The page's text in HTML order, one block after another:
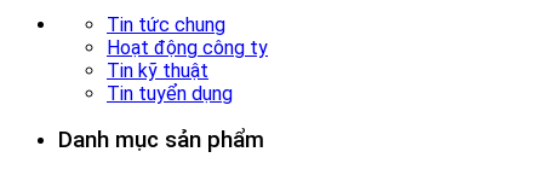
Tin tức chung
Hoạt động công ty
Tin kỹ thuật
Tin tuyển dụng
Danh mục sản phẩm